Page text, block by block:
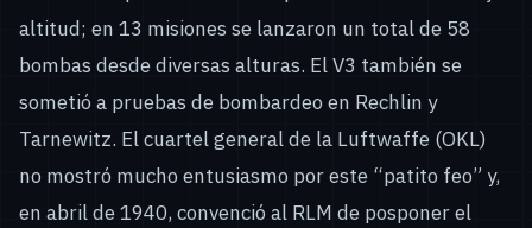
altitud; en 13 misiones se lanzaron un total de 58
bombas desde diversas alturas. El V3 también se
sometió a pruebas de bombardeo en Rechlin y
Tarnewitz. El cuartel general de la Luftwaffe (OKL)
no mostró mucho entusiasmo por este “patito feo” y,
en abril de 1940, convenció al RLM de posponer el